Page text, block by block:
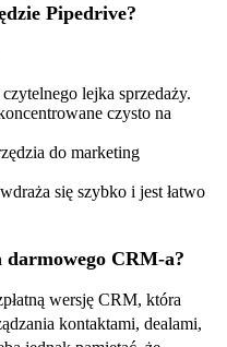
Pipedrive?
lejka sprzedaży.
czysto na
do marketing
się szybko i jest łatwo
CRM-a?
wersję CRM, która
kontaktami, dealami,